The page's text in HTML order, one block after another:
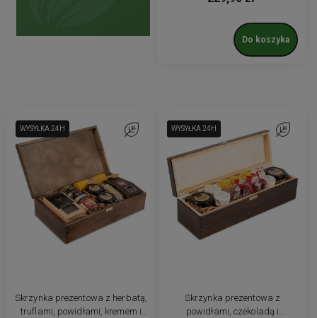
Do koszyka
WYSYŁKA 24H
Skrzynka prezentowa z herbatą,
truflami, powidłami, kremem i
Do ulubionychWYSYŁKA 24H
WYSYŁKA 24H
Skrzynka prezentowa z
powidłami, czekoladą i
Do